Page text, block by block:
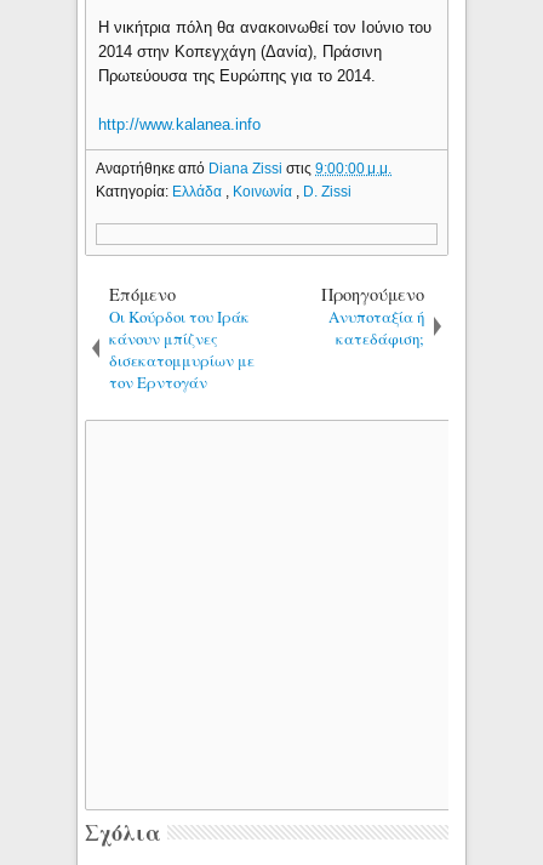
Η νικήτρια πόλη θα ανακοινωθεί τον Ιούνιο του
2014 στην Κοπεγχάγη (Δανία), Πράσινη
Πρωτεύουσα της Ευρώπης για το 2014.
http://www.kalanea.info
Αναρτήθηκε από Diana Zissiστις9:00:00 μ.μ.
Κατηγορία: Ελλάδα , Κοινωνία , D. Zissi
Επόμενο
Οι Κούρδοι του Ιράκ
κάνουν μπίζνες
δισεκατομμυρίων με
τον Ερντογάν
Προηγούμενο
Ανυποταξία ή
κατεδάφιση;
Σχόλια